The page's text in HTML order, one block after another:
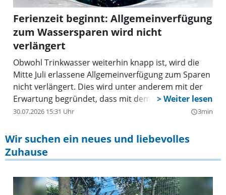
Ferienzeit beginnt: Allgemeinverfügung
zum Wassersparen wird nicht
verlängert
Obwohl Trinkwasser weiterhin knapp ist, wird die
Mitte Juli erlassene Allgemeinverfügung zum Sparen
nicht verlängert. Dies wird unter anderem mit der
Erwartung begründet, dass mit dem Beginn der
Sommerferien der Verbrauch stark zurückgeht.
30.07.2026 15:31 Uhr query_builder3min
Wir suchen ein neues und liebevolles
Zuhause